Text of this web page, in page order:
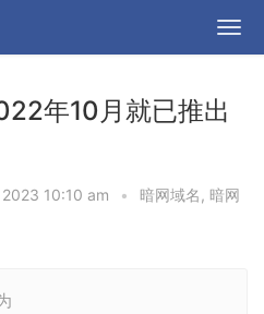
年10月就已推出
10:10 am • 暗网域名 , 暗网